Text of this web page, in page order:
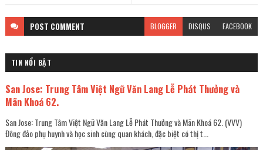
POST COMMENT BLOGGER DISQUS FACEBOOK
TIN NỔI BẬT
San Jose: Trung Tâm Việt Ngữ Văn Lang Lễ Phát Thưởng và
Mãn Khoá 62.
San Jose: Trung Tâm Việt Ngữ Văn Lang Lễ Phát Thưởng và Mãn Khoá 62. (VVV)
Đông đảo phụ huynh và học sinh cùng quan khách, đặc biệt có thị t...